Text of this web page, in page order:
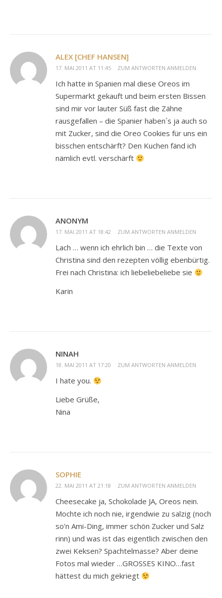
ALEX [CHEF HANSEN]
17. MAI 2011 AT 11:45 ZUM ANTWORTEN ANMELDEN
Ich hatte in Spanien mal diese Oreos im
Supermarkt gekauft und beim ersten Bissen
sind mir vor lauter Süß fast die Zähne
rausgefallen – die Spanier haben´s ja auch so
mit Zucker, sind die Oreo Cookies für uns ein
bisschen entschärft? Den Kuchen fänd ich
nämlich evtl. verschärft
ANONYM
17. MAI 2011 AT 18:42 ZUM ANTWORTEN ANMELDEN
Lach … wenn ich ehrlich bin … die Texte von
Christina sind den rezepten völlig ebenbürtig.
Frei nach Christina: ich liebeliebeliebe sie
Karin
NINAH
18. MAI 2011 AT 17:20 ZUM ANTWORTEN ANMELDEN
I hate you.
Liebe Grüße,
Nina
SOPHIE
22. MAI 2011 AT 21:18 ZUM ANTWORTEN ANMELDEN
Cheesecake ja, Schokolade JA, Oreos nein.
Mochte ich noch nie, irgendwie zu salzig (noch
so'n Ami-Ding, immer schön Zucker und Salz
rinn) und was ist das eigentlich zwischen den
zwei Keksen? Spachtelmasse? Aber deine
Fotos mal wieder …GROSSES KINO…fast
hättest du mich gekriegt